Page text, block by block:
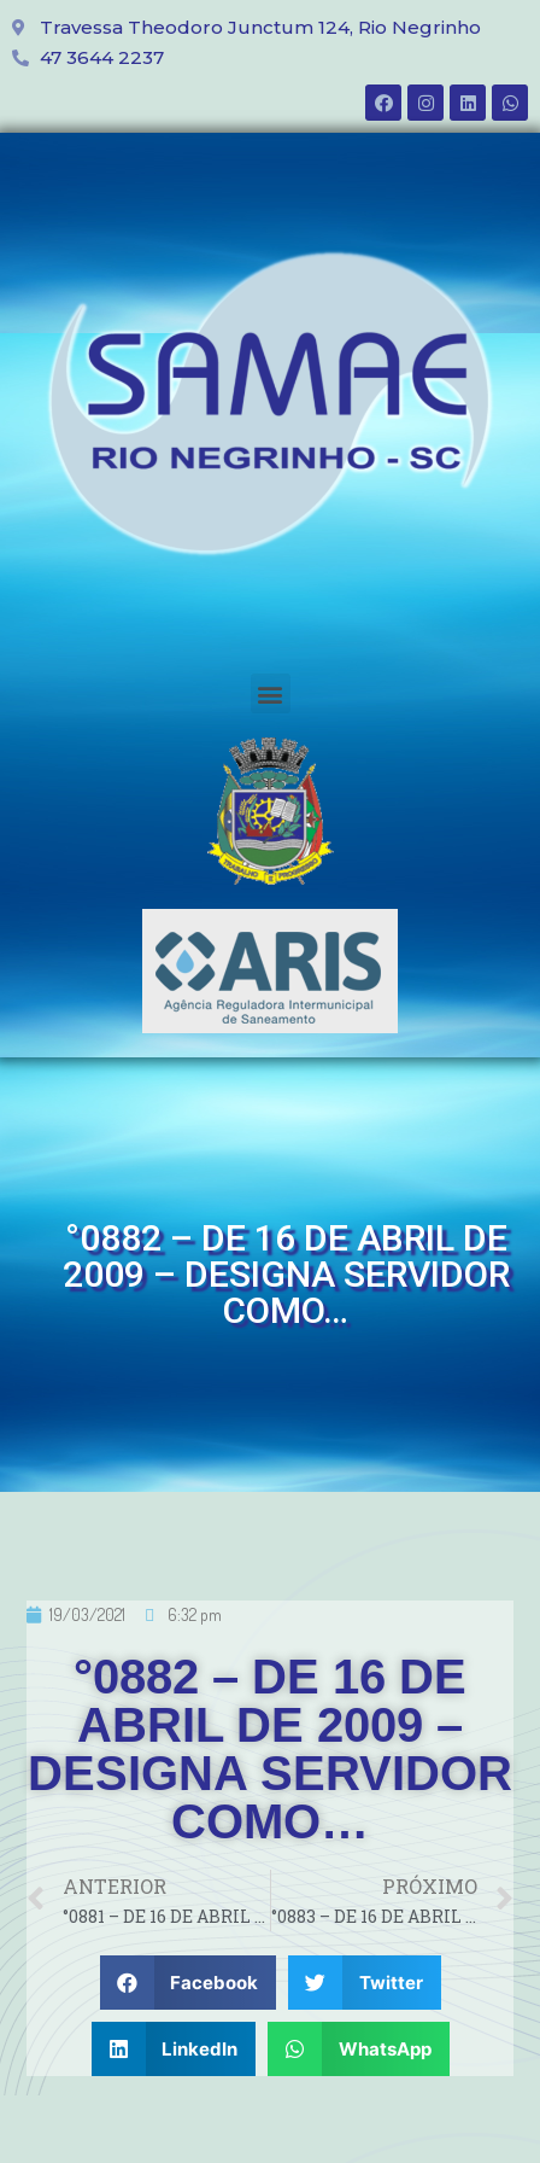
Travessa Theodoro Junctum 124, Rio Negrinho
47 3644 2237
°0882 – DE 16 DE ABRIL DE
2009 – DESIGNA SERVIDOR
COMO…
19/03/2021 6:32 pm
°0882 – DE 16 DE
ABRIL DE 2009 –
DESIGNA SERVIDOR
COMO…
ANTERIOR
°0881 – DE 16 DE ABRIL DE 2009 – HOMOLOGA RESULTADO DO…
PRÓXIMO
°0883 – DE 16 DE ABRIL DE 2009 – DESIGNA SERVIDOR COMO…
Facebook Twitter
LinkedIn WhatsApp